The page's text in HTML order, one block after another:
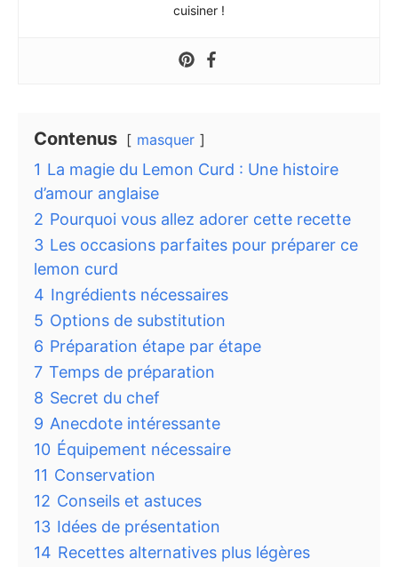
cuisiner !
Contenus masquer
1 La magie du Lemon Curd : Une histoire
d’amour anglaise
2 Pourquoi vous allez adorer cette recette
3 Les occasions parfaites pour préparer ce
lemon curd
4 Ingrédients nécessaires
5 Options de substitution
6 Préparation étape par étape
7 Temps de préparation
8 Secret du chef
9 Anecdote intéressante
10 Équipement nécessaire
11 Conservation
12 Conseils et astuces
13 Idées de présentation
14 Recettes alternatives plus légères